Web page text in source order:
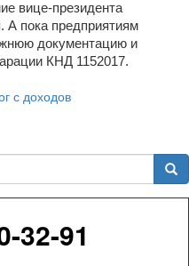
вице-президента
А пока предприятиям
документацию и
КНД 1152017.
с доходов
32-91